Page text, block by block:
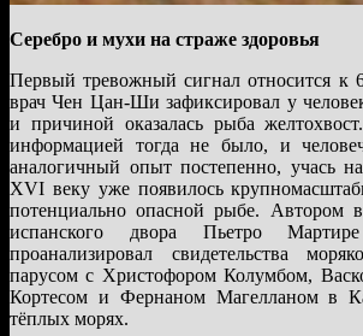
Серебро и мухи на страже здоровья
Первый тревожный сигнал относится к
врач Чен Цан-Ши зафиксировал у
и причиной оказалась рыба
информацией тогда не было, и
аналогичный опыт постепенно, учась
XVI веку уже появилось
потенциально опасной рыбе. Автором
испанского двора Пьетро
проанализировал свидетельства
парусом с Христофором Колумбом,
Кортесом и Фернаном Магелланом в
тёплых морях.